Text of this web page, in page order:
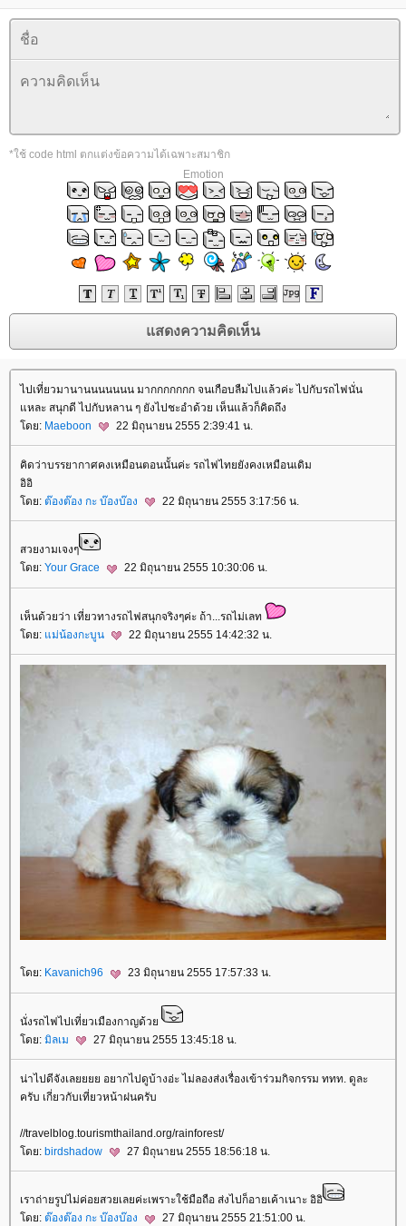
*ใช้ code html ตกแต่งข้อความได้เฉพาะสมาชิก
Emotion
ไปเที่ยวมานานนนนนนน มากกกกกกก จนเกือบลืมไปแล้วค่ะ ไปกับรถไฟนั่น
หละ สนุกดี ไปกับหลาน ๆ ยังไปชะอำด้วย เห็นแล้วก็คิดถึง
ดย: Maeboon 22 มิถุนายน 2555 2:39:41 น.
คิดว่าบรรยากาศคงเหมือนตอนนั้นค่ะ รถไฟไทยยังคงเหมือนเดิม
อิอิ
ดย: ต๊องต๊อง กะ บ๊องบ๊อง 22 มิถุนายน 2555 3:17:56 น.
สวยงามเจงๆ
ดย: Your Grace 22 มิถุนายน 2555 10:30:06 น.
เห็นด้วยว่า เที่ยวทางรถไฟสนุกจริงๆค่ะ ถ้า...รถไม่เลท
ดย: ม่น้องกะบูน 22 มิถุนายน 2555 14:42:32 น.
ดย: Kavanich96 23 มิถุนายน 2555 17:57:33 น.
นั่งรถไฟไปเที่ยวเมืองกาญด้ว
ดย: มิลเม 27 มิถุนายน 2555 13:45:18 น.
น่าไปดีจังเลยยยย อยากไปดูบ้างอ่ะ ไม่ลองส่งเรื่องเข้าร่วมกิจกรรม ททท. ดูละ
ครับ เกี่ยวกับเที่ยวหน้าฝนครับ
//travelblog.tourismthailand.org/rainforest/
ดย: birdshadow 27 มิถุนายน 2555 18:56:18 น.
เราถ่ายรูปไม่ค่อยสวยเลยค่ะเพราะใช้มือถือ ส่งไปก็อายเค้าเนาะ อิอิ
ดย: ต๊องต๊อง กะ บ๊องบ๊อง 27 มิถุนายน 2555 21:51:00 น.